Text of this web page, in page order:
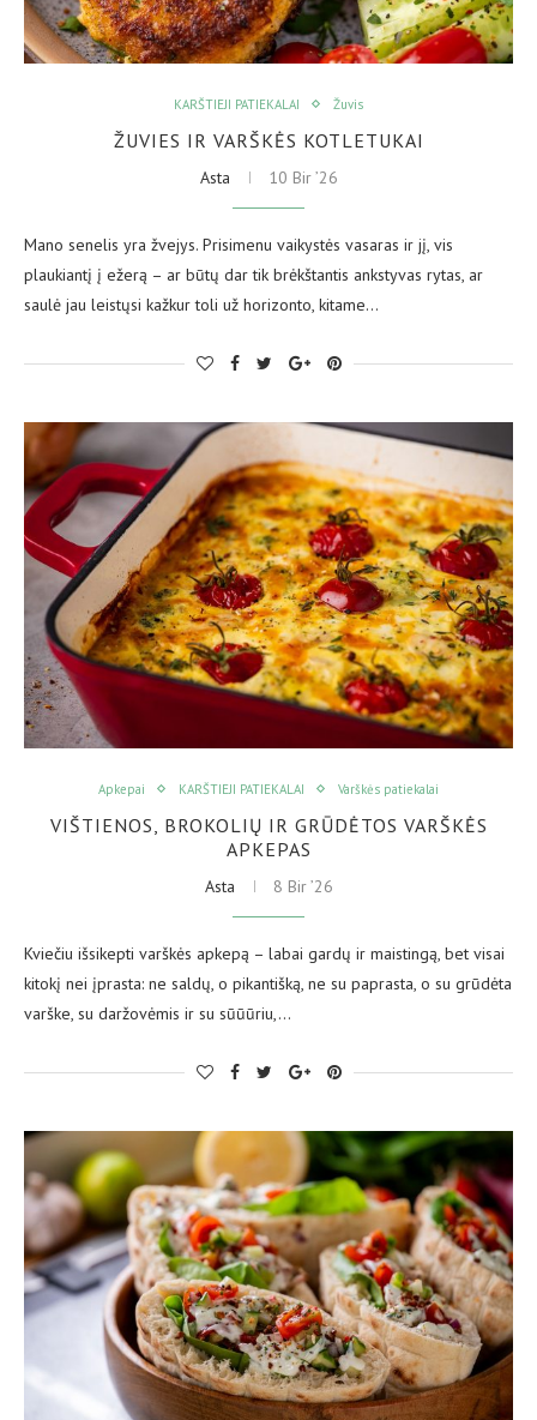
KARŠTIEJI PATIEKALAI Žuvis
ŽUVIES IR VARŠKĖS KOTLETUKAI
Asta 10 Bir ’26
Mano senelis yra žvejys. Prisimenu vaikystės vasaras ir jį, vis
plaukiantį į ežerą – ar būtų dar tik brėkštantis ankstyvas rytas, ar
saulė jau leistųsi kažkur toli už horizonto, kitame…
Apkepai KARŠTIEJI PATIEKALAI Varškės patiekalai
VIŠTIENOS, BROKOLIŲ IR GRŪDĖTOS VARŠKĖS
APKEPAS
Asta 8 Bir ’26
Kviečiu išsikepti varškės apkepą – labai gardų ir maistingą, bet visai
kitokį nei įprasta: ne saldų, o pikantišką, ne su paprasta, o su grūdėta
varške, su daržovėmis ir su sūūūriu,…